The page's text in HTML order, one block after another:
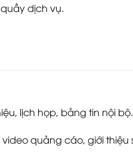
dịch vụ.
lịch họp, bảng tin nội bộ.
video quảng cáo, giới thiệu